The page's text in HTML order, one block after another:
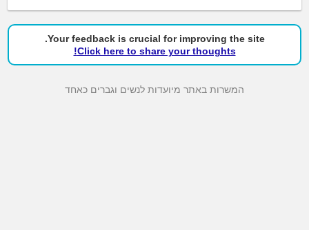
Your feedback is crucial for improving the site.
Click here to share your thoughts!
המשרות באתר מיועדות לנשים וגברים כאחד